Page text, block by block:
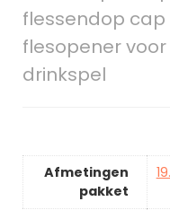
flessendop
flesopener
drinkspel
Afmetingen
pakket